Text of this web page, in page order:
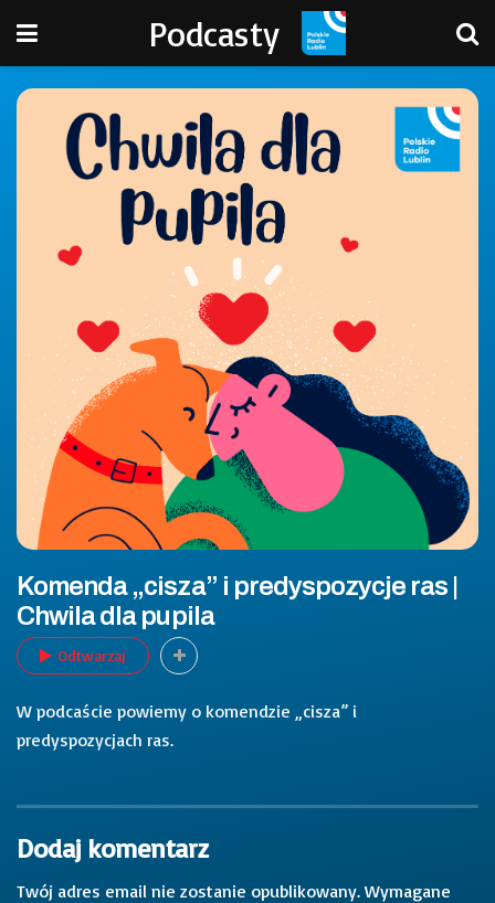
Podcasty
Komenda „cisza” i predyspozycje ras |
Chwila dla pupila
Odtwarzaj
W podcaście powiemy o komendzie „cisza” i
predyspozycjach ras.
Dodaj komentarz
Twój adres email nie zostanie opublikowany. Wymagane